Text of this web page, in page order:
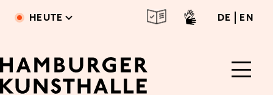
Direkt zum Inhalt
HEUTE DE deutsch
EN